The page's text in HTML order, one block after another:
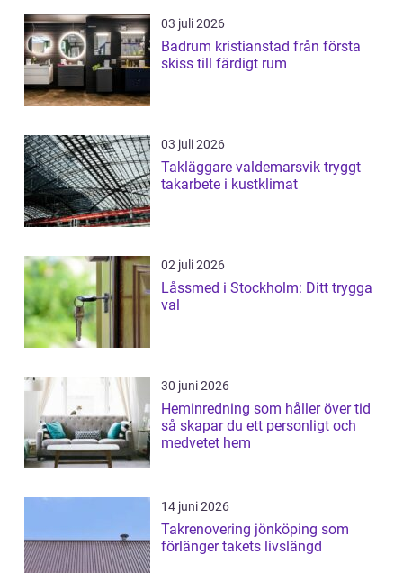
03 juli 2026
Badrum kristianstad från första
skiss till färdigt rum
03 juli 2026
Takläggare valdemarsvik tryggt
takarbete i kustklimat
02 juli 2026
Låssmed i Stockholm: Ditt trygga
val
30 juni 2026
Heminredning som håller över tid
så skapar du ett personligt och
medvetet hem
14 juni 2026
Takrenovering jönköping som
förlänger takets livslängd